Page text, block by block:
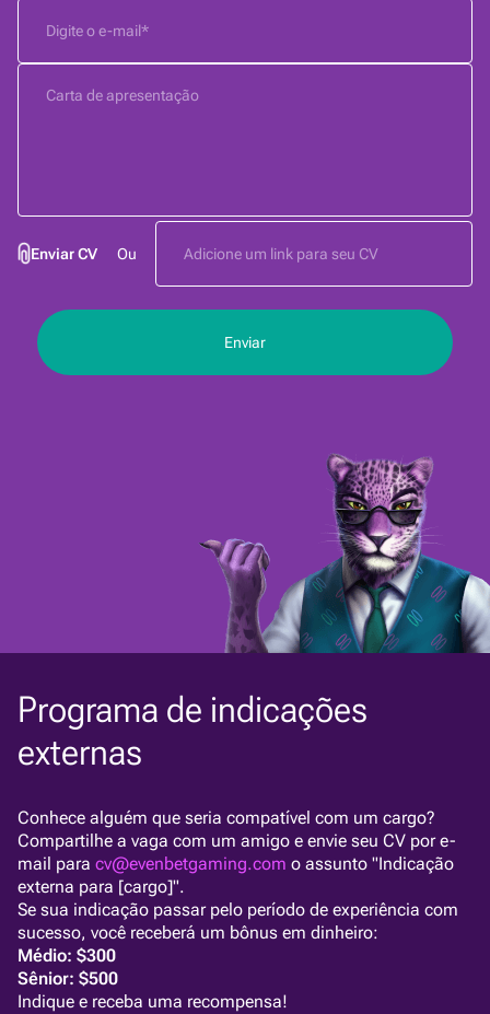
Enviar CV Ou
Programa de indicações
externas
Conhece alguém que seria compatível com um cargo?
Compartilhe a vaga com um amigo e envie seu CV por e-
mail para cv@evenbetgaming.com o assunto "Indicação
externa para [cargo]".
Se sua indicação passar pelo período de experiência com
sucesso, você receberá um bônus em dinheiro:
Médio: $300
Sênior: $500
Indique e receba uma recompensa!